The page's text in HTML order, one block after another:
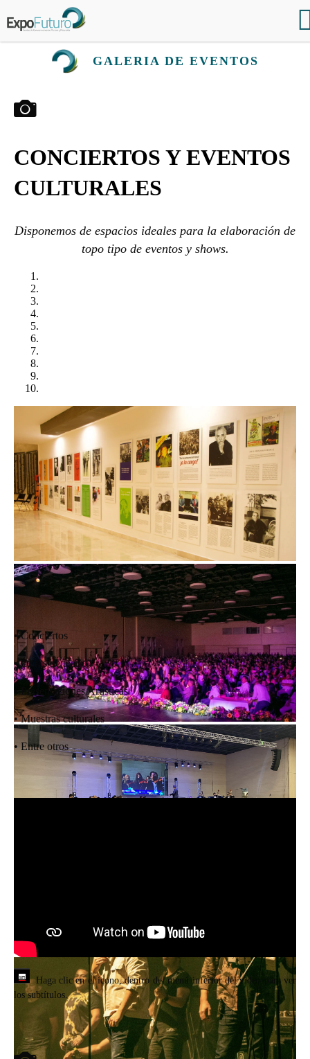
GALERIA DE EVENTOS
CONCIERTOS Y EVENTOS
CULTURALES
Disponemos de espacios ideales para la elaboración de
topo tipo de eventos y shows.
• Conciertos
• Obras de teatro
• Presentaciones Artísticas
• Muestras culturales
• Entre otros
Haga clic en el ícono, dentro del menú inferior del video para ver
los subtítulos.